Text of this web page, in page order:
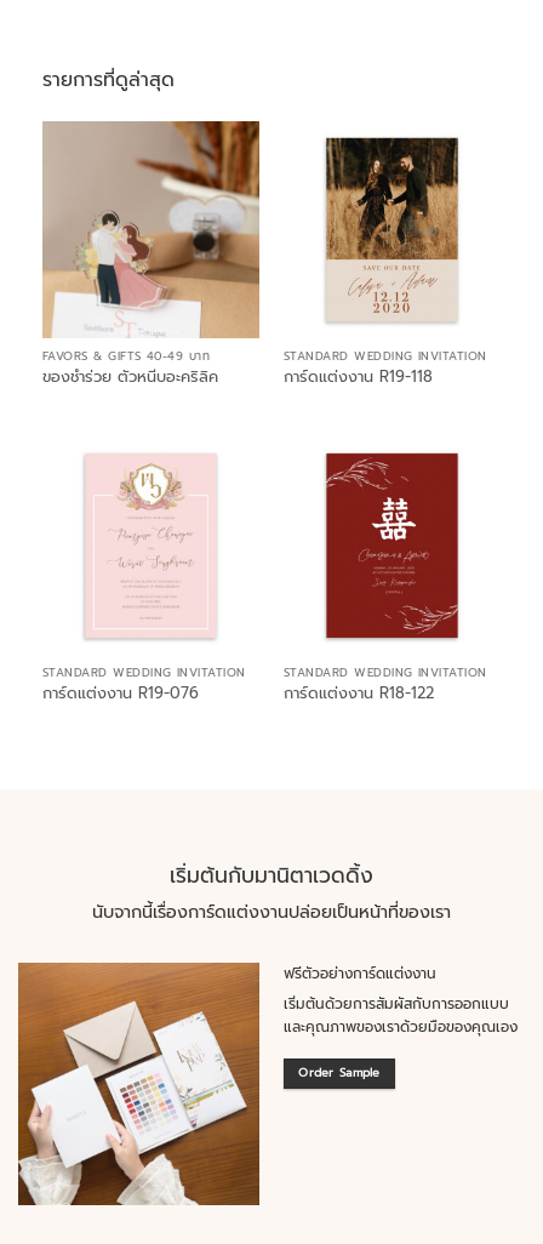
รายการที่ดูล่าสุด
FAVORS & GIFTS 40-49 บาท
ของชำร่วย ตัวหนีบอะคริลิค
STANDARD WEDDING INVITATION
การ์ดแต่งงาน R19-118
STANDARD WEDDING INVITATION
การ์ดแต่งงาน R19-076
STANDARD WEDDING INVITATION
การ์ดแต่งงาน R18-122
เริ่มต้นกับมานิตาเวดดิ้ง
นับจากนี้เรื่องการ์ดแต่งงานปล่อยเป็นหน้าที่ของเรา
ฟรีตัวอย่างการ์ดแต่งงาน
เริ่มต้นด้วยการสัมผัสกับการออกแบบ
และคุณภาพของเราด้วยมือของคุณเอง
Order Sample